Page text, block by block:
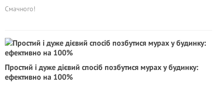
Смачного!
Простий і дуже дієвий спосіб позбутися мурах у будинку:
ефективно на 100%